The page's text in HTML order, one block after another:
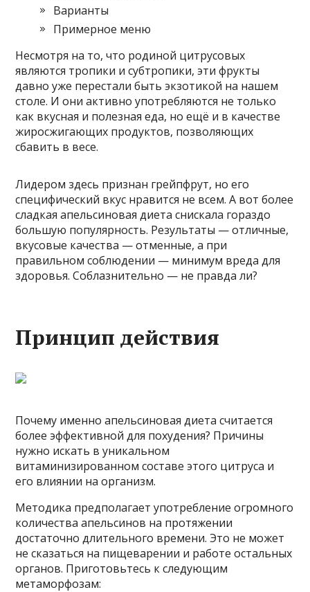
Варианты
Примерное меню
Несмотря на то, что родиной цитрусовых
являются тропики и субтропики, эти фрукты
давно уже перестали быть экзотикой на нашем
столе. И они активно употребляются не только
как вкусная и полезная еда, но ещё и в качестве
жиросжигающих продуктов, позволяющих
сбавить в весе.
Лидером здесь признан грейпфрут, но его
специфический вкус нравится не всем. А вот более
сладкая апельсиновая диета снискала гораздо
большую популярность. Результаты — отличные,
вкусовые качества — отменные, а при
правильном соблюдении — минимум вреда для
здоровья. Соблазнительно — не правда ли?
Принцип действия
Почему именно апельсиновая диета считается
более эффективной для похудения? Причины
нужно искать в уникальном
витаминизированном составе этого цитруса и
его влиянии на организм.
Методика предполагает употребление огромного
количества апельсинов на протяжении
достаточно длительного времени. Это не может
не сказаться на пищеварении и работе остальных
органов. Приготовьтесь к следующим
метаморфозам: